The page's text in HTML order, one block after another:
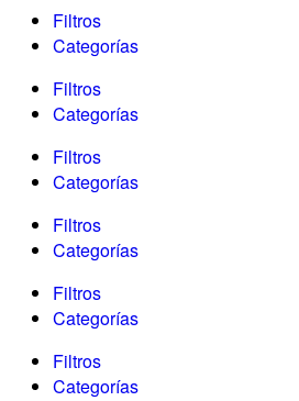
Filtros
Categorías
Filtros
Categorías
Filtros
Categorías
Filtros
Categorías
Filtros
Categorías
Filtros
Categorías